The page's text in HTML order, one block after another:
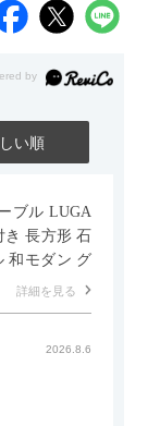
い順
ブル LUGA
き 長方形 石
和モダン グ
詳細を見る
2026.8.6